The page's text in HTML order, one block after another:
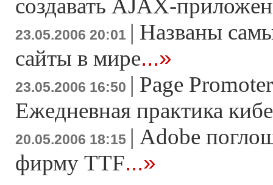
создавать AJAX-
23.05.2006 20:01 | Названы
сайты в мире...»
23.05.2006 16:50 | Page
Ежедневная практика
20.05.2006 18:15 | Adobe
фирму TTF...»